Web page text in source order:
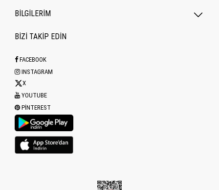
BİLGİLERİM
BİZİ TAKİP EDİN
FACEBOOK
INSTAGRAM
X
YOUTUBE
PINTEREST